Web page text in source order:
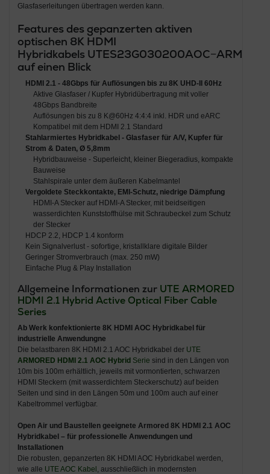
Glasfaserleitungen übertragen werden kann.
Features des gepanzerten aktiven
optischen 8K HDMI
Hybridkabels UTES23G030200AOC−ARM
auf einen Blick
HDMI 2.1 - 48Gbps für Auflösungen bis zu 8K UHD-II 60Hz
Aktive Glasfaser / Kupfer Hybridübertragung mit voller
48Gbps Bandbreite
Auflösungen bis zu 8 K@60Hz 4:4:4 inkl. HDR und eARC
Kompatibel mit dem HDMI 2.1 Standard
Stahlarmiertes Hybridkabel - Glasfaser für A/V, Kupfer für
Strom & Daten, Ø 5,8mm
Hybridbauweise - Superleicht, kleiner Biegeradius, kompakte
Bauweise
Stahlspirale unter dem äußeren Kabelmantel
Vergoldete Steckkontakte, EMI-Schutz, niedrige Dämpfung
HDMI-A Stecker auf HDMI-A Stecker, mit beidseitigen
wasserdichten Kunststoffhülse mit Schraubeckel zum Schutz
der Stecker
HDCP 2.2, HDCP 1.4 konform
Kein Signalverlust - sofortige, kristallklare digitale Bilder
Geringer Stromverbrauch (max. 250 mW)
Einfache Plug & Play Installation
Allgemeine Informationen zur UTE ARMORED
HDMI 2.1 Hybrid Active Optical Fiber Cable
Series
Ab Werk konfektionierte 8K HDMI AOC Hybridkabel für
industrielle Anwendungne
Die belastbaren 8K HDMI 2.1 AOC Hybridkabel der UTE
ARMORED HDMI 2.1 AOC Hybrid Serie sind in den Längen von
10m bis 100m erhältlich, jeweils mit vormontierten, schwarzen
HDMI Steckern (mit wasserdichtem Steckerschutz) auf beiden
Seiten und sind in den Längen 50m und 100m auch auf einer
Kabeltrommel verfügbar.
Open Air und Baustellen geeignete Armored 8K HDMI 2.1 AOC
Hybridkabel – für professionelle Anwendungen und
Installationen
Die robusten, gepanzerten 8K HDMI AOC Hybridkabel werden,
wie alle UTE AOC Kabel , ausschließlich in modernsten